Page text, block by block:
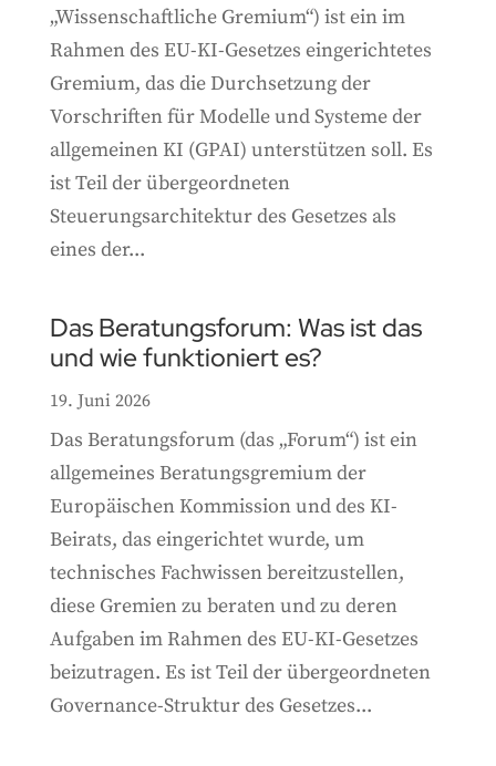
„Wissenschaftliche Gremium“) ist ein im
Rahmen des EU-KI-Gesetzes eingerichtetes
Gremium, das die Durchsetzung der
Vorschriften für Modelle und Systeme der
allgemeinen KI (GPAI) unterstützen soll. Es
ist Teil der übergeordneten
Steuerungsarchitektur des Gesetzes als
eines der...
Das Beratungsforum: Was ist das
und wie funktioniert es?
19. Juni 2026
Das Beratungsforum (das „Forum“) ist ein
allgemeines Beratungsgremium der
Europäischen Kommission und des KI-
Beirats, das eingerichtet wurde, um
technisches Fachwissen bereitzustellen,
diese Gremien zu beraten und zu deren
Aufgaben im Rahmen des EU-KI-Gesetzes
beizutragen. Es ist Teil der übergeordneten
Governance-Struktur des Gesetzes...